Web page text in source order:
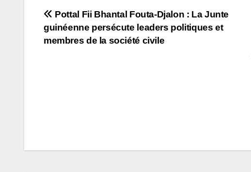
Navigation
de
Pottal Fii Bhantal Fouta-Djalon : La Junte
guinéenne persécute leaders politiques et
membres de la société civile